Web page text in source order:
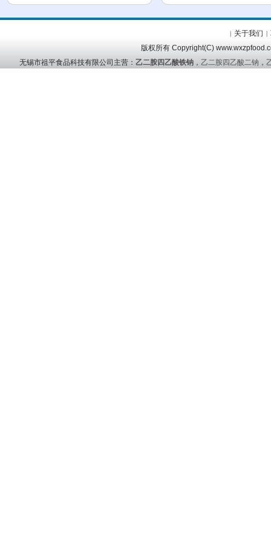
版权所有 Copyright(C)
无锡市祖平食品科技有限公司主营： 乙二胺四乙酸铁钠， 乙二胺四乙酸二钠，
| 关于我们 |